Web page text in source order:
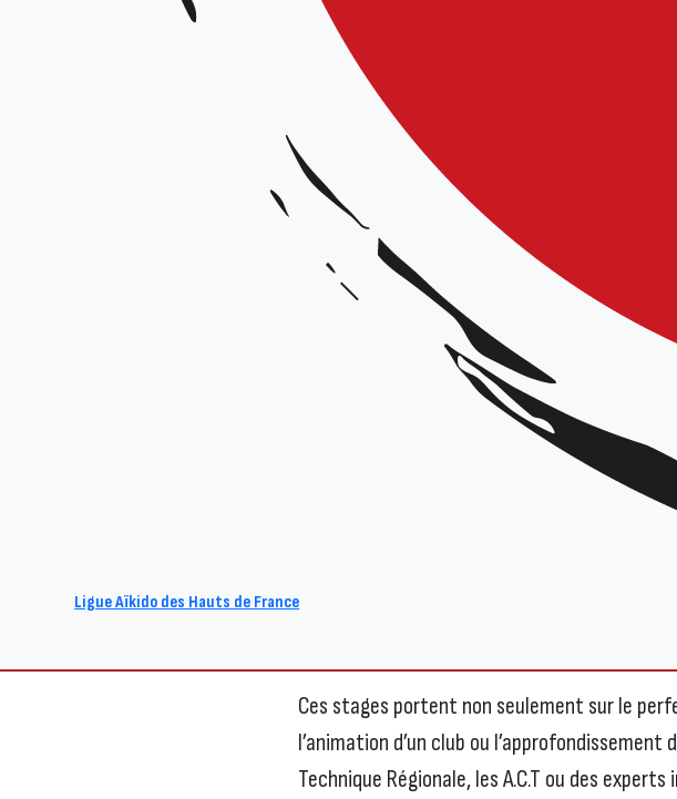
Ligue Aïkido des Hauts de France
réinscriptions École
saison 2023-2024.
L’École des Cadres propose des stages à
responsables de clubs, bénévoles et
responsabilité au sein de l’aïkido. Les stages
Ces stages portent non seulement sur le
l’animation d’un club ou
Technique Régionale, les A.C.T ou des